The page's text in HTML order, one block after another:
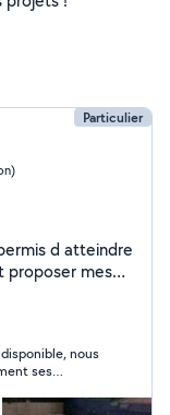
Particulier
d atteindre
proposer mes
sols divers
nous
ses